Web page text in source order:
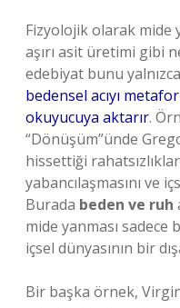
Fizyolojik olarak mide
aşırı asit üretimi gibi
edebiyat bunu
bedensel acıyı
okuyucuya aktarır.
“Dönüşüm”ünde
hissettiği
yabancılaşmasını ve
Burada beden ve ruh
mide yanması
içsel dünyasının bir
Bir başka örnek,